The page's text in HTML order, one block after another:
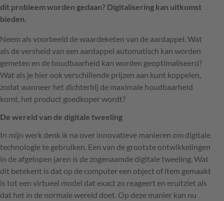
dit probleem worden gedaan? Digitalisering kan uitkomst
bieden.
Neem als voorbeeld de waardeketen van de aardappel. Wat
als de versheid van een aardappel automatisch kan worden
gemeten en de houdbaarheid kan worden geoptimaliseerd?
Wat als je hier ook verschillende prijzen aan kunt koppelen,
zodat wanneer het dichterbij de maximale houdbaarheid
komt, het product goedkoper wordt?
De wereld van de digitale tweeling
In mijn werk denk ik na over innovatieve manieren om digitale
technologie te gebruiken. Een van de grootste ontwikkelingen
in de afgelopen jaren is de zogenaamde digitale tweeling. Wat
dit betekent is dat op de computer een object of item gemaakt
is tot een virtueel model dat exact zo reageert en eruitziet als
dat het in de normale wereld doet. Op deze manier kan nu